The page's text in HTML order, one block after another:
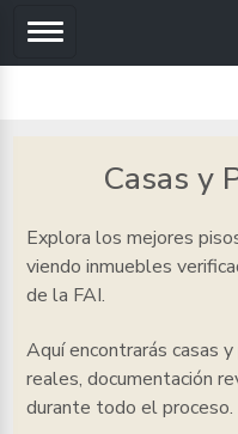
Casas y
Explora los mejores
viendo inmuebles
de la FAI.
Aquí encontrarás casas
reales, documentación
durante todo el proceso.